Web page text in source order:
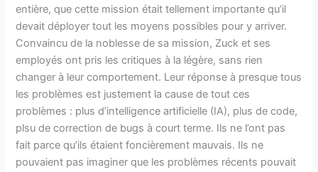
entière, que cette mission était tellement importante qu’il
devait déployer tout les moyens possibles pour y arriver.
Convaincu de la noblesse de sa mission, Zuck et ses
employés ont pris les critiques à la légère, sans rien
changer à leur comportement. Leur réponse à presque tous
les problèmes est justement la cause de tout ces
problèmes : plus d’intelligence artificielle (IA), plus de code,
plsu de correction de bugs à court terme. Ils ne l’ont pas
fait parce qu’ils étaient foncièrement mauvais. Ils ne
pouvaient pas imaginer que les problèmes récents pouvait